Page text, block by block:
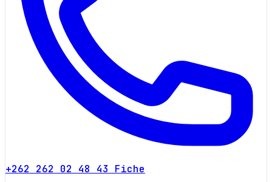
+262 262 02 48 43 Fiche